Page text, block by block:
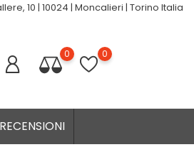
10 | 10024 | Moncalieri | Torino Italia
0 0
RECENSIONI